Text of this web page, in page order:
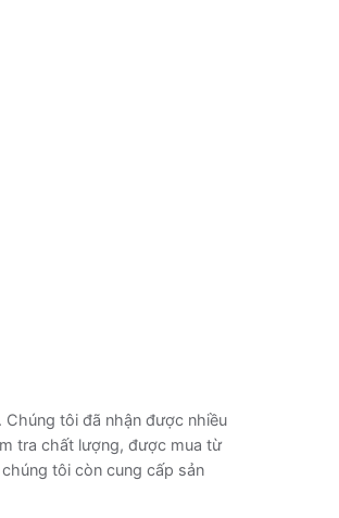
tôi đã nhận được nhiều
tra chất lượng, được mua từ
tôi còn cung cấp sản